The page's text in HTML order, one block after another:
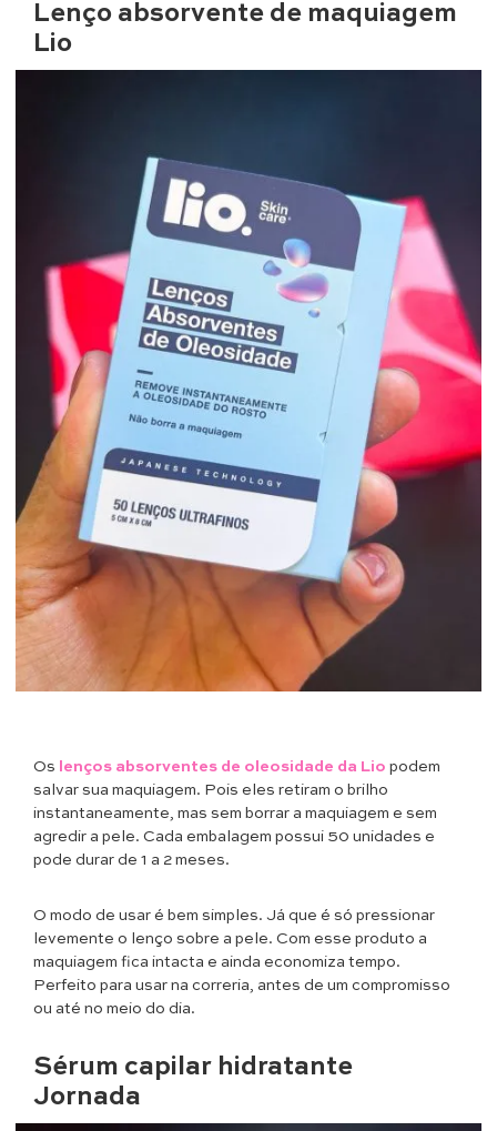
Lenço absorvente de maquiagem
Lio
Os lenços absorventes de oleosidade da Lio podem
salvar sua maquiagem. Pois eles retiram o brilho
instantaneamente, mas sem borrar a maquiagem e sem
agredir a pele. Cada embalagem possui 50 unidades e
pode durar de 1 a 2 meses.
O modo de usar é bem simples. Já que é só pressionar
levemente o lenço sobre a pele. Com esse produto a
maquiagem fica intacta e ainda economiza tempo.
Perfeito para usar na correria, antes de um compromisso
ou até no meio do dia.
Sérum capilar hidratante
Jornada